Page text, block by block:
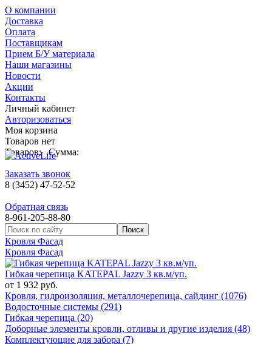
О компании
Доставка
Оплата
Поставщикам
Прием Б/У материала
Наши магазины
Новости
Акции
Контакты
Личный кабинет
Авторизоваться
Моя корзина
Товаров нет
Товаров: Сумма:
Заказать звонок
8 (3452) 47-52-52
Обратная связь
8-961-205-88-80
Кровля Фасад
Кровля Фасад
Гибкая черепица KATEPAL Jazzy 3 кв.м/уп.
от 1 932 руб.
Кровля, гидроизоляция, металлочерепица, сайдинг (1076)
Водосточные системы (291)
Гибкая черепица (20)
Доборные элементы кровли, отливы и другие изделия (48)
Комплектующие для забора (7)